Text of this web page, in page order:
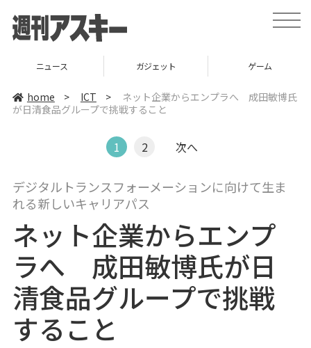
t
o
a
v
ニュース ガジェット ゲーム
home > ICT >
ネット企業からエンプラへ 成田敏博氏
が日清食品グループで挑戦すること
1 2 次へ
デジタルトランスフォーメーションに向けて生ま
れる新しいキャリアパス
ネット企業からエンプ
ラへ 成田敏博氏が日
清食品グループで挑戦
すること